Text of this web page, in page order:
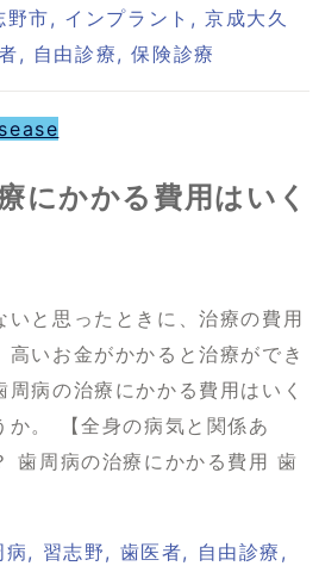
野市, インプラント ,京成大久
, 自由診療,保険診療
にかかる費用はいく
いと思ったときに、治療の費用
高いお金がかかると治療ができ
周病の治療にかかる費用はいく
か。 【全身の病気と関係あ
歯周病の治療にかかる費用 歯
病, 習志野, 歯医者, 自由診療 ,